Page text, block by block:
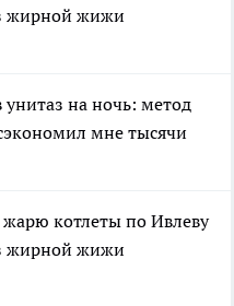
жирной жижи
унитаз на ночь: метод
мне тысячи
котлеты по Ивлеву
жирной жижи